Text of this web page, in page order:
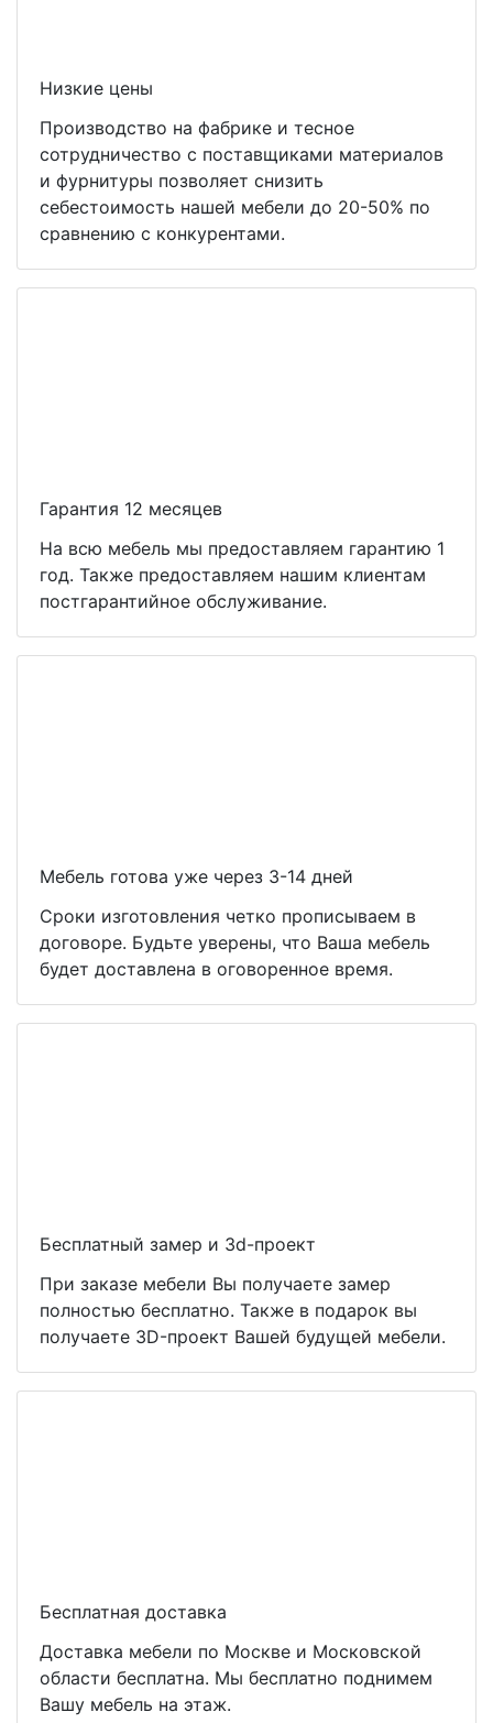
Низкие цены
Производство на фабрике и тесное
сотрудничество с поставщиками материалов
и фурнитуры позволяет снизить
себестоимость нашей мебели до 20-50% по
сравнению с конкурентами.
Гарантия 12 месяцев
На всю мебель мы предоставляем гарантию 1
год. Также предоставляем нашим клиентам
постгарантийное обслуживание.
Мебель готова уже через 3-14 дней
Сроки изготовления четко прописываем в
договоре. Будьте уверены, что Ваша мебель
будет доставлена в оговоренное время.
Бесплатный замер и 3d-проект
При заказе мебели Вы получаете замер
полностью бесплатно. Также в подарок вы
получаете 3D-проект Вашей будущей мебели.
Бесплатная доставка
Доставка мебели по Москве и Московской
области бесплатна. Мы бесплатно поднимем
Вашу мебель на этаж.